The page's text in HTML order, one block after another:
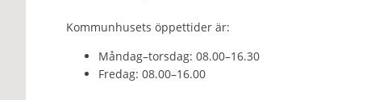
Kommunhusets öppettider är:
Måndag–torsdag: 08.00–16.30
Fredag: 08.00–16.00